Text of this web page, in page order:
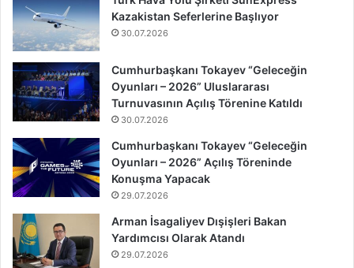
Kazakistan Seferlerine Başlıyor
30.07.2026
Cumhurbaşkanı Tokayev “Geleceğin
Oyunları – 2026” Uluslararası
Turnuvasının Açılış Törenine Katıldı
30.07.2026
Cumhurbaşkanı Tokayev “Geleceğin
Oyunları – 2026” Açılış Töreninde
Konuşma Yapacak
29.07.2026
Arman İsagaliyev Dışişleri Bakan
Yardımcısı Olarak Atandı
29.07.2026